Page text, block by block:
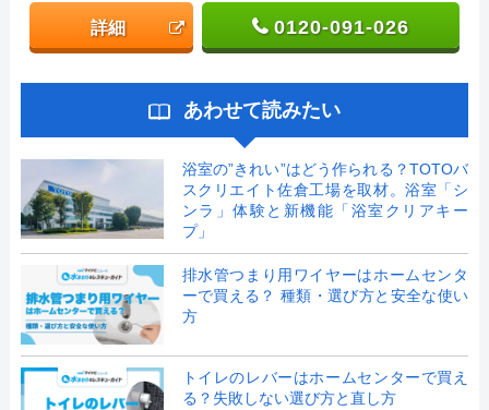
詳細 0120-091-026
あわせて読みたい
浴室の”きれい”はどう作られる？TOTOバ
スクリエイト佐倉工場を取材。浴室「シ
ンラ」体験と新機能「浴室クリアキー
プ」
排水管つまり用ワイヤーはホームセンタ
ーで買える？ 種類・選び方と安全な使い
方
トイレのレバーはホームセンターで買え
る？失敗しない選び方と直し方